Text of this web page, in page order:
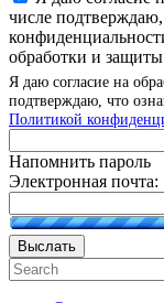
числе
обработки и
Я даю согласие на
подтверждаю, что
Политикой
Напомнить пароль
Электронная почта:
Выслать